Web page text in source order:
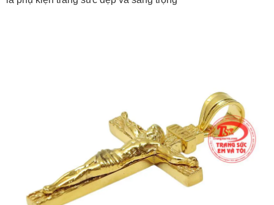
là phụ kiện trang sức đẹp và sang trọng